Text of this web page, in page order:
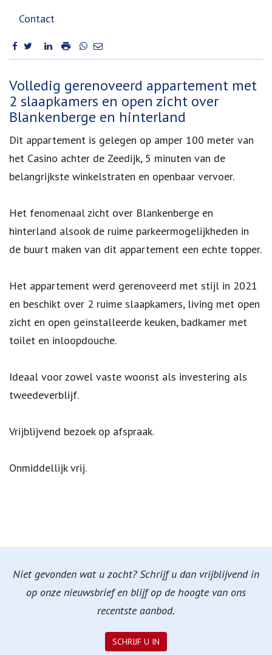
Contact
Omschrijving
Volledig gerenoveerd appartement met
2 slaapkamers en open zicht over
Blankenberge en hinterland
Dit appartement is gelegen op amper 100 meter van
het Casino achter de Zeedijk, 5 minuten van de
belangrijkste winkelstraten en openbaar vervoer.
Het fenomenaal zicht over Blankenberge en
hinterland alsook de ruime parkeermogelijkheden in
de buurt maken van dit appartement een echte topper.
Het appartement werd gerenoveerd met stijl in 2021
en beschikt over 2 ruime slaapkamers, living met open
zicht en open geïnstalleerde keuken, badkamer met
toilet en inloopdouche.
Ideaal voor zowel vaste woonst als investering als
tweedeverblijf.
Vrijblijvend bezoek op afspraak.
Onmiddellijk vrij.
Niet gevonden wat u zocht? Schrijf u dan vrijblijvend in
op onze nieuwsbrief en blijf op de hoogte van ons
recentste aanbod.
SCHRIJF U IN